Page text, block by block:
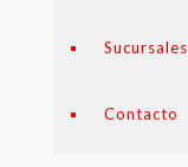
Sucursales
Contacto